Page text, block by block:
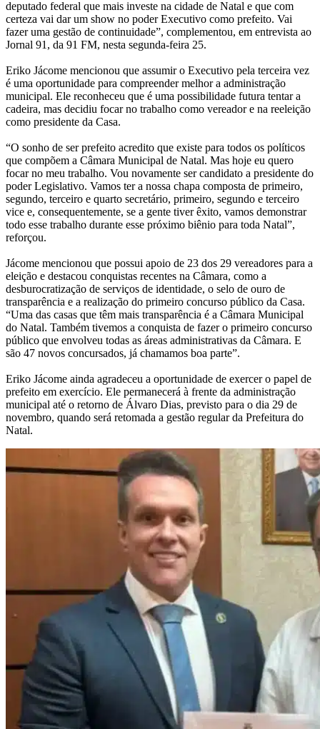
deputado federal que mais investe na cidade de Natal e que com
certeza vai dar um show no poder Executivo como prefeito. Vai
fazer uma gestão de continuidade”, complementou, em entrevista ao
Jornal 91, da 91 FM, nesta segunda-feira 25.
Eriko Jácome mencionou que assumir o Executivo pela terceira vez
é uma oportunidade para compreender melhor a administração
municipal. Ele reconheceu que é uma possibilidade futura tentar a
cadeira, mas decidiu focar no trabalho como vereador e na reeleição
como presidente da Casa.
“O sonho de ser prefeito acredito que existe para todos os políticos
que compõem a Câmara Municipal de Natal. Mas hoje eu quero
focar no meu trabalho. Vou novamente ser candidato a presidente do
poder Legislativo. Vamos ter a nossa chapa composta de primeiro,
segundo, terceiro e quarto secretário, primeiro, segundo e terceiro
vice e, consequentemente, se a gente tiver êxito, vamos demonstrar
todo esse trabalho durante esse próximo biênio para toda Natal”,
reforçou.
Jácome mencionou que possui apoio de 23 dos 29 vereadores para a
eleição e destacou conquistas recentes na Câmara, como a
desburocratização de serviços de identidade, o selo de ouro de
transparência e a realização do primeiro concurso público da Casa.
“Uma das casas que têm mais transparência é a Câmara Municipal
do Natal. Também tivemos a conquista de fazer o primeiro concurso
público que envolveu todas as áreas administrativas da Câmara. E
são 47 novos concursados, já chamamos boa parte”.
Eriko Jácome ainda agradeceu a oportunidade de exercer o papel de
prefeito em exercício. Ele permanecerá à frente da administração
municipal até o retorno de Álvaro Dias, previsto para o dia 29 de
novembro, quando será retomada a gestão regular da Prefeitura do
Natal.